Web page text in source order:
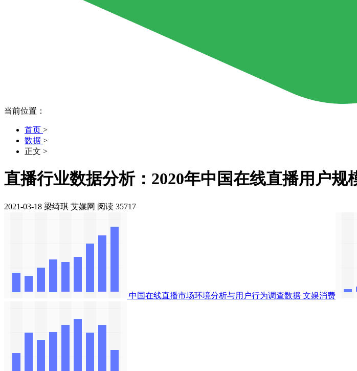
当前位置：
首页 >
数据 >
正文 >
直播行业数据分析：2020年中国在线直播用户规
2021-03-18 梁绮琪 艾媒网 阅读 35717
中国在线直播市场环境分析与用户行为调查数据 文娱消费